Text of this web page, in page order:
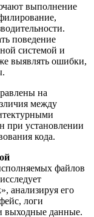
выполнение
поведение
системой и
выявлять ошибки,
на
между
при установлении
кода.
файлов
анализируя его
логи
выходные данные.